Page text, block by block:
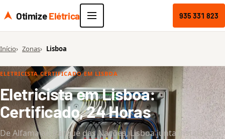
OtimizeElétrica 935 331 823
Início Zonas Lisboa
ELETRICISTA CERTIFICADO EM LISBOA
Eletricista em Lisboa:
Certificado, 24 Horas
De Alfama ao Parque das Nações, Lisboa junta instalações